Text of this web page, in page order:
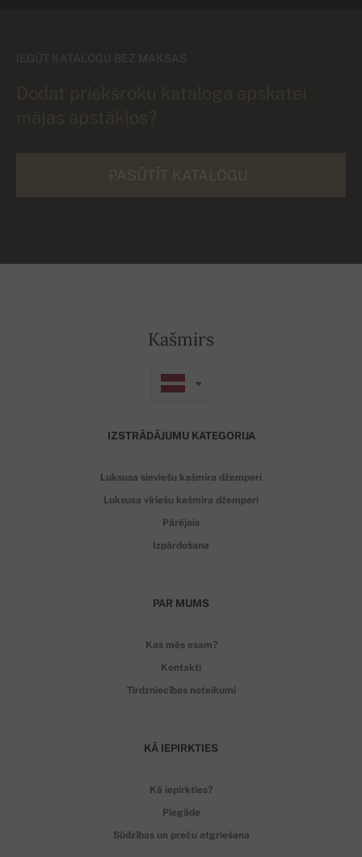
IEGŪT KATALOGU BEZ MAKSAS
Kašmirs
IZSTRĀDĀJUMU KATEGORIJA
Luksusa sieviešu kašmira džemperi
Luksusa vīriešu kašmira džemperi
Pārējais
Izpārdošana
PAR MUMS
Kas mēs esam?
Kontakti
Tirdzniecības noteikumi
KĀ IEPIRKTIES
Kā iepirkties?
Piegāde
Sūdzības un preču atgriešana